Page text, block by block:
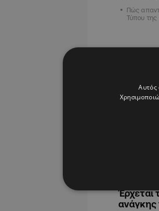
Πώς
Τύπου της
Έρχεται
ανάγκης
Αυτός